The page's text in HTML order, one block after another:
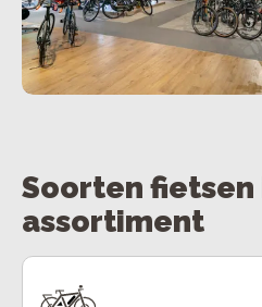
Soorten fietsen
assortiment